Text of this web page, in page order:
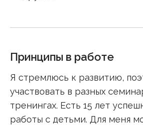
Принципы в работе
Я стремлюсь к развитию,
участвовать в разных
тренингах. Есть 15 лет
работы с детьми. Для меня